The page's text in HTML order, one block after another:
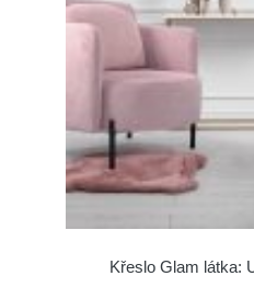
Křeslo Glam látka: